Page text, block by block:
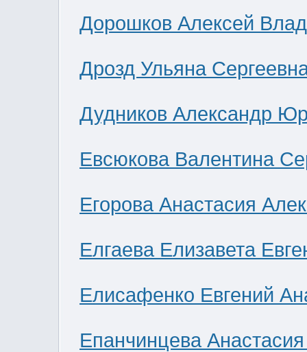
Дорошков Алексей
Дрозд Ульяна
Дудников Александр
Евсюкова Валентина
Егорова Анастасия
Елгаева Елизавета
Елисафенко Евгений
Епанчинцева